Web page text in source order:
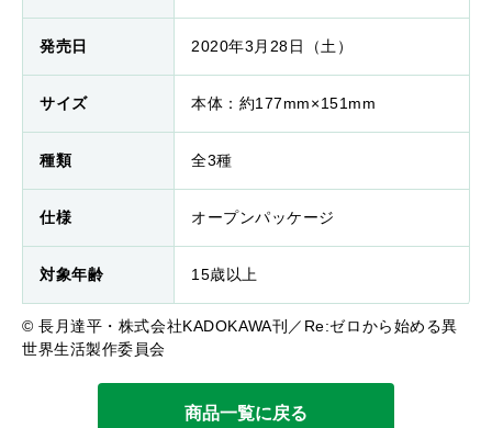
発売日 2020年3月28日（土）
サイズ 本体：約177mm×151mm
種類 全3種
仕様 オープンパッケージ
対象年齢 15歳以上
© 長月達平・株式会社KADOKAWA刊／Re:ゼロから始める異
世界生活製作委員会
商品一覧に戻る